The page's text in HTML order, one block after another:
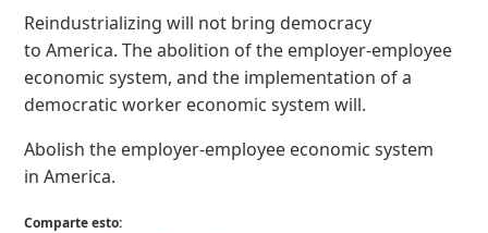
Reindustrializing will not bring democracy
to America. The abolition of the employer-employee
economic system, and the implementation of a
democratic worker economic system will.
Abolish the employer-employee economic system
in America.
Comparte esto: